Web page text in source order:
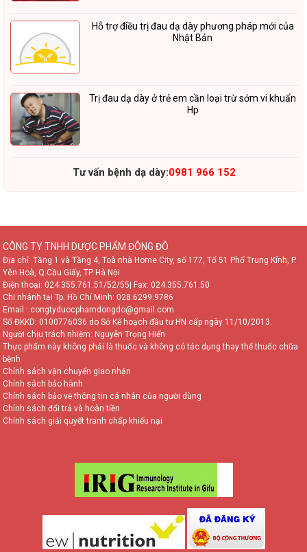
Hỗ trợ điều trị đau dạ dày phương pháp mới của
Nhật Bản
Trị đau dạ dày ở trẻ em cần loại trừ sớm vi khuẩn
Hp
Tư vấn bệnh dạ dày:0981 966 152
CÔNG TY TNHH DƯỢC PHẨM ĐÔNG ĐÔ
Địa chỉ: Tầng 1 và Tầng 4, Toà nhà Home City, số 177, Tổ 51 Phố Trung Kính, P.
Yên Hoà, Q.Cầu Giấy, TP Hà Nội
Điện thoại: 024.355.761.51/52/55
| Fax: 024.355.761.50
Chi nhánh tại Tp. Hồ Chí Minh: 028.6299.9786
Email : congtyduocphamdongdo@gmail.com
Số ĐKKD: 0100776036 do Sở Kế hoạch đầu tư HN cấp ngày 11/10/2013.
Người chịu trách nhiệm: Nguyễn Trọng Hiển
Thực phẩm này không phải là thuốc và không có tác dụng thay thế thuốc chữa
bệnh
Chính sách vận chuyển giao nhận
Chính sách bảo hành
Chính sách bảo vệ thông tin cá nhân của người dùng
Chính sách đổi trả và hoàn tiền
Chính sách giải quyết tranh chấp khiếu nại